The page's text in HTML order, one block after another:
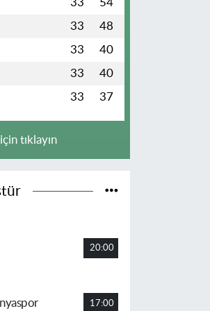
33 54
33 48
33 40
33 40
33 37
tıklayın
20:00
17:00